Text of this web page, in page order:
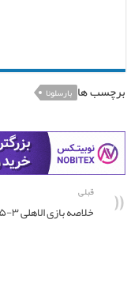
برچسب ها بارسلونا
قبلی
خلاصه بازی الاهلی ۳-۵ بارسلونا